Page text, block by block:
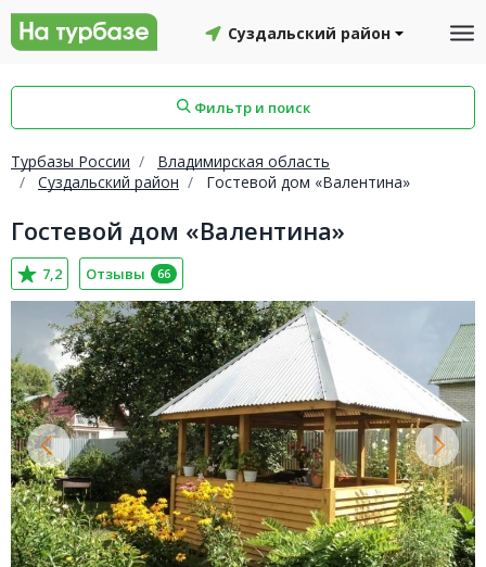
Суздальский район
Фильтр и поиск
Турбазы России
Владимирская область
Суздальский район
Гостевой дом «Валентина»
Гостевой дом «Валентина»
7,2 Отзывы 66
Смоленский район Топчихинский район
Красноборский район
Онежский район
Северодвинск Устьянский район